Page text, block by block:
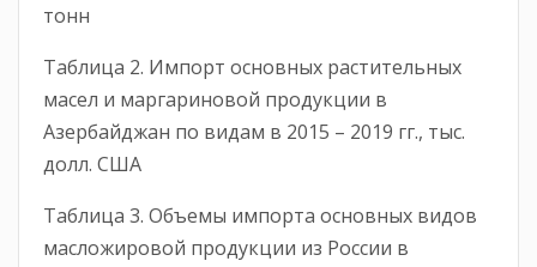
тонн
Таблица 2. Импорт основных растительных
масел и маргариновой продукции в
Азербайджан по видам в 2015 – 2019 гг., тыс.
долл. США
Таблица 3. Объемы импорта основных видов
масложировой продукции из России в